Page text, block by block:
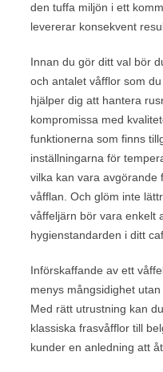
den tuffa miljön i ett
levererar konsekvent
Innan du gör ditt val bör
och antalet våfflor som
hjälper dig att hantera
kompromissa med
funktionerna som finns
inställningarna för
vilka kan vara avgörande
våfflan. Och glöm inte
våffeljärn bör vara enkelt
hygienstandarden i ditt
Införskaffande av ett
menys mångsidighet
Med rätt utrustning kan
klassiska frasvåfflor till
kunder en anledning att